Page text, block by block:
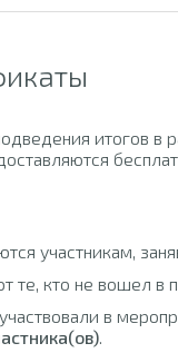
итогов в
участникам,
те, кто не вошел в
в
.